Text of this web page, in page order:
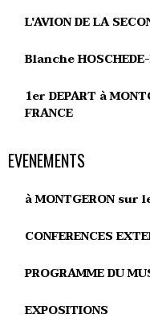
L'AVION DE LA
Blanche
1er DEPART à
FRANCE
EVENEMENTS
à MONTGERON sur
CONFERENCES
PROGRAMME DU
EXPOSITIONS